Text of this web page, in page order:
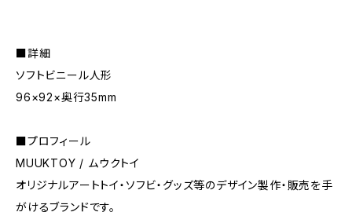
■詳細
ソフトビニール人形
96×92×奥行35mm
■プロフィール
MUUKTOY / ムウクトイ
オリジナルアートトイ・ソフビ・グッズ等のデザイン製作・販売を手
がけるブランドです。